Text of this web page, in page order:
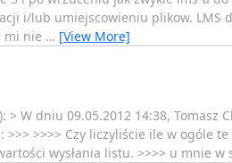
i/lub umiejscowieniu plikow. LMS
mi nie … [View More]
> W dniu 09.05.2012 14:38,
>>>> Czy liczyliście ile w ogóle
wysłania listu. >>>> u mnie